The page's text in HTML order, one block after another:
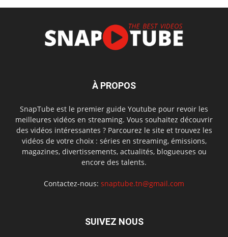
À PROPOS
SnapTube est le premier guide Youtube pour revoir les
meilleures vidéos en streaming. Vous souhaitez découvrir
des vidéos intéressantes ? Parcourez le site et trouvez les
vidéos de votre choix : séries en streaming, émissions,
magazines, divertissements, actualités, blogueuses ou
encore des talents.
Contactez-nous: snaptube.tn@gmail.com
SUIVEZ NOUS